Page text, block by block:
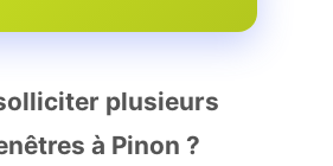
plusieurs
à Pinon ?